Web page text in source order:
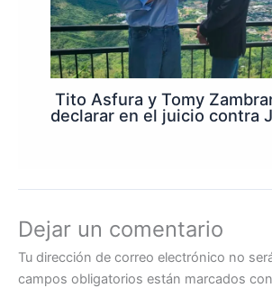
Tito Asfura y Tomy
declarar en el juicio contra
Dejar un comentario
Tu dirección de correo electrónico no
campos obligatorios están marcados con